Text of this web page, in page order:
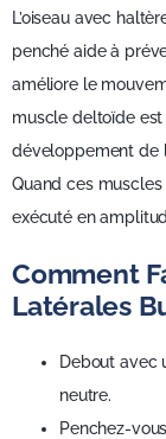
L’oiseau avec
penché aide à
améliore le
muscle deltoïde
développement de
Quand ces
exécuté en
Comment
Latérales
Debout avec
neutre.
Penchez-